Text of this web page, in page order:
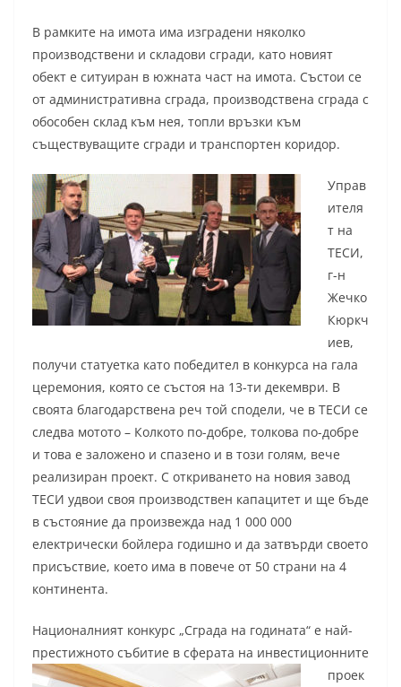
В рамките на имота има изградени няколко
производствени и складови сгради, като новият
обект е ситуиран в южната част на имота. Състои се
от административна сграда, производствена сграда с
обособен склад към нея, топли връзки към
съществуващите сгради и транспортен коридор.
Управ
ителя
т на
ТЕСИ,
г-н
Жечко
Кюркч
иев,
получи статуетка като победител в конкурса на гала
церемония, която се състоя на 13-ти декември. В
своята благодарствена реч той сподели, че в ТЕСИ се
следва мотото – Колкото по-добре, толкова по-добре
и това е заложено и спазено и в този голям, вече
реализиран проект. С откриването на новия завод
ТЕСИ удвои своя производствен капацитет и ще бъде
в състояние да произвежда над 1 000 000
електрически бойлера годишно и да затвърди своето
присъствие, което има в повече от 50 страни на 4
континента.
Националният конкурс „Сграда на годината“ е най-
престижното събитиe в сферата на инвестиционните
проек